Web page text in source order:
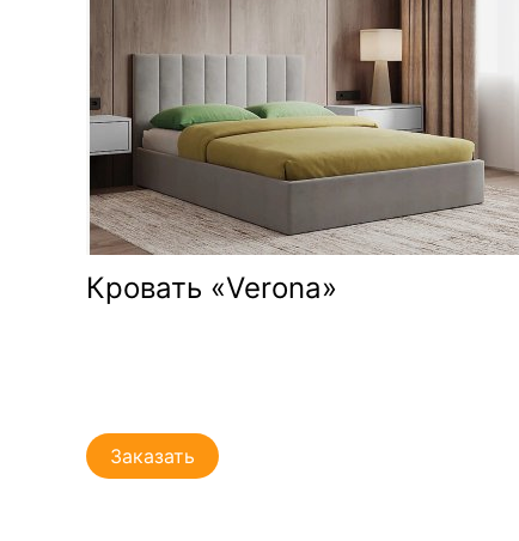
Кровать «Verona»
Заказать